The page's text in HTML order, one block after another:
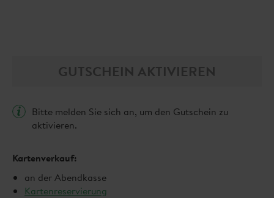
GUTSCHEIN AKTIVIEREN
Bitte melden Sie sich an, um den Gutschein zu
aktivieren.
Kartenverkauf:
an der Abendkasse
Kartenreservierung